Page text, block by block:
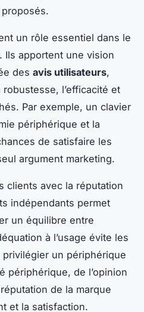
un rôle essentiel dans le
Ils apportent une vision
des avis utilisateurs,
l’efficacité et
Par exemple, un clavier
périphérique et la
de satisfaire les
argument marketing.
clients avec la réputation
indépendants permet
un équilibre entre
à l’usage évite les
un périphérique
périphérique, de l’opinion
de la marque
et la satisfaction.